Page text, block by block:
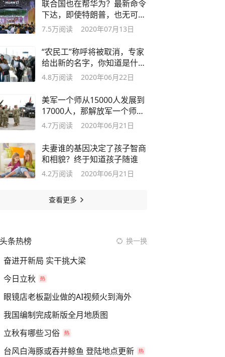
联合国也在帮华为？最新命令
下达，即使特朗普，也无可奈
何了！
7.5万阅读 2020年07月13日
“农民工”称呼将被取消，专家
给出新的名字，你知道是什么
吗
4.8万阅读 2020年06月22日
美军一个师从15000人发展到
17000人，那解放军一个师多
少人？
4.7万阅读 2020年06月21日
夫妻谁的基因决定了孩子智商
和相貌？终于知道孩子随谁
4.2万阅读 2020年06月21日
查看更多
头条热榜 换一换
奋进开新局 实干挑大梁
今日立秋
眼镜店老板副业做的AI视频火到海外
我国编制完成新版全月地质图
立秋有哪些习俗
台风白海豚或吞并鲸鱼 登陆地点更新